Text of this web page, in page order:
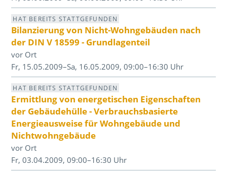
HAT BEREITS STATTGEFUNDEN
Bilanzierung von Nicht-Wohngebäuden nach
der DIN V 18599 - Grundlagenteil
vor Ort
Fr, 15.05.2009–Sa, 16.05.2009, 09:00–16:30 Uhr
HAT BEREITS STATTGEFUNDEN
Ermittlung von energetischen Eigenschaften
der Gebäudehülle - Verbrauchsbasierte
Energieausweise für Wohngebäude und
Nichtwohngebäude
vor Ort
Fr, 03.04.2009, 09:00–16:30 Uhr